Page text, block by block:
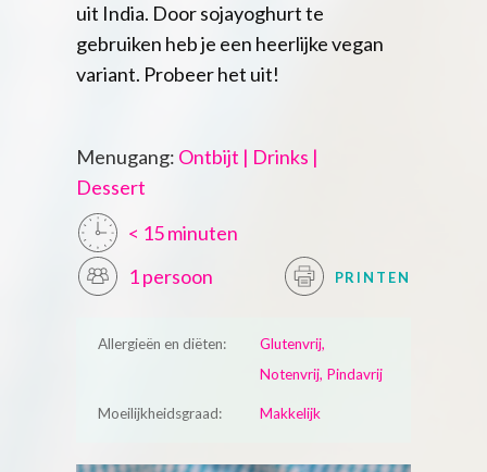
uit India. Door sojayoghurt te
gebruiken heb je een heerlijke vegan
variant. Probeer het uit!
Menugang: Ontbijt | Drinks |
Dessert
< 15 minuten
1 persoon
PRINTEN
Allergieën en diëten:
Glutenvrij,
Notenvrij, Pindavrij
Moeilijkheidsgraad: Makkelijk